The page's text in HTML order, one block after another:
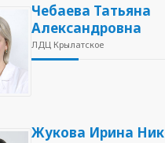
Чебаева Татьяна
Александровна
ЛДЦ Крылатское
Жукова Ирина